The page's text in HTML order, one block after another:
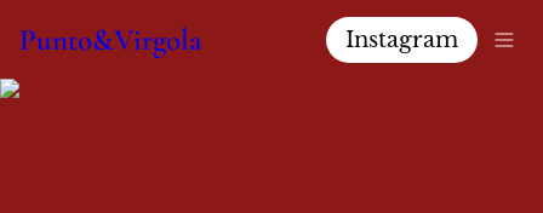
Punto&Virgola Instagram